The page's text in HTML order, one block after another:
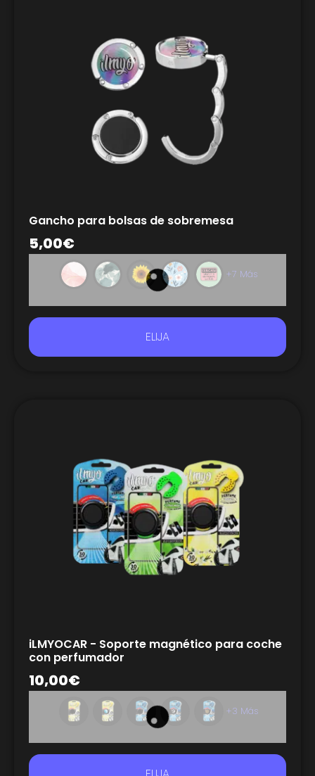
Gancho para bolsas de sobremesa
5,00€
+7 Más
ELIJA
iLMYOCAR - Soporte magnético para coche
con perfumador
10,00€
+3 Más